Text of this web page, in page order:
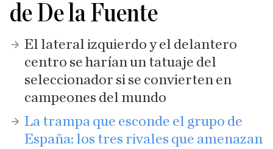
de De la Fuente
El lateral izquierdo y el delantero
centro se harían un tatuaje del
seleccionador si se convierten en
campeones del mundo
La trampa que esconde el grupo de
España: los tres rivales que amenazan